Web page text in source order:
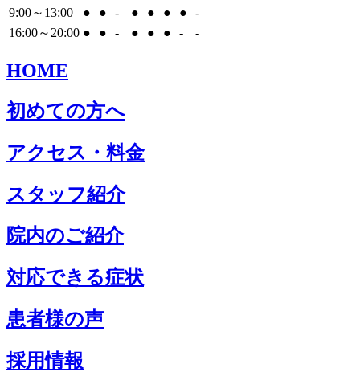
9:00～13:00
● ● - ● ● ● ●
-
16:00～20:00 ● ● - ● ● ● - -
HOME
初めての方へ
アクセス・料金
スタッフ紹介
院内のご紹介
対応できる症状
患者様の声
採用情報